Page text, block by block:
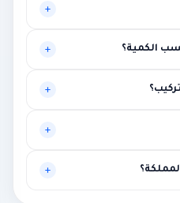
الكمية؟